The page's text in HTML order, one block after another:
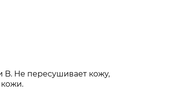
Не пересушивает кожу,